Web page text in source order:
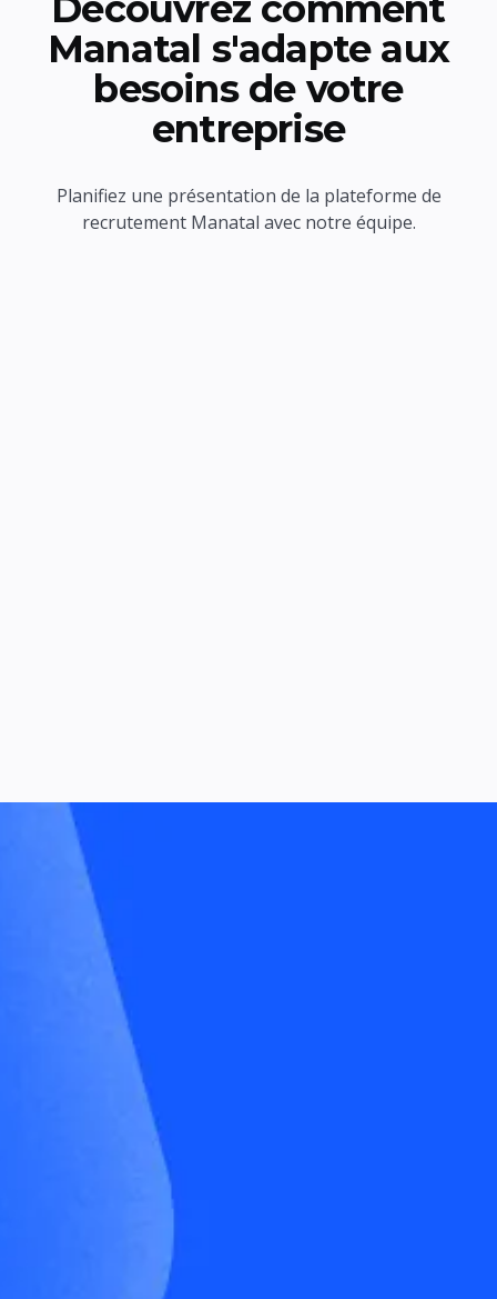
Manatal s'adapte aux
besoins de votre
entreprise
Planifiez une présentation de la plateforme de
recrutement Manatal avec notre équipe.